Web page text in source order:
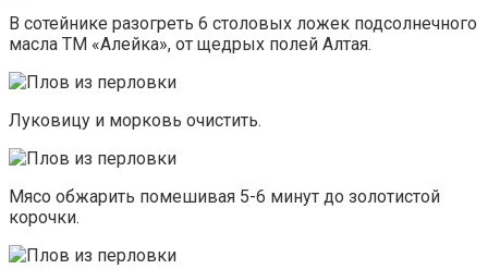
В сотейнике разогреть 6 столовых ложек подсолнечного
масла ТМ «Алейка», от щедрых полей Алтая.
Луковицу и морковь очистить.
Мясо обжарить помешивая 5-6 минут до золотистой
корочки.